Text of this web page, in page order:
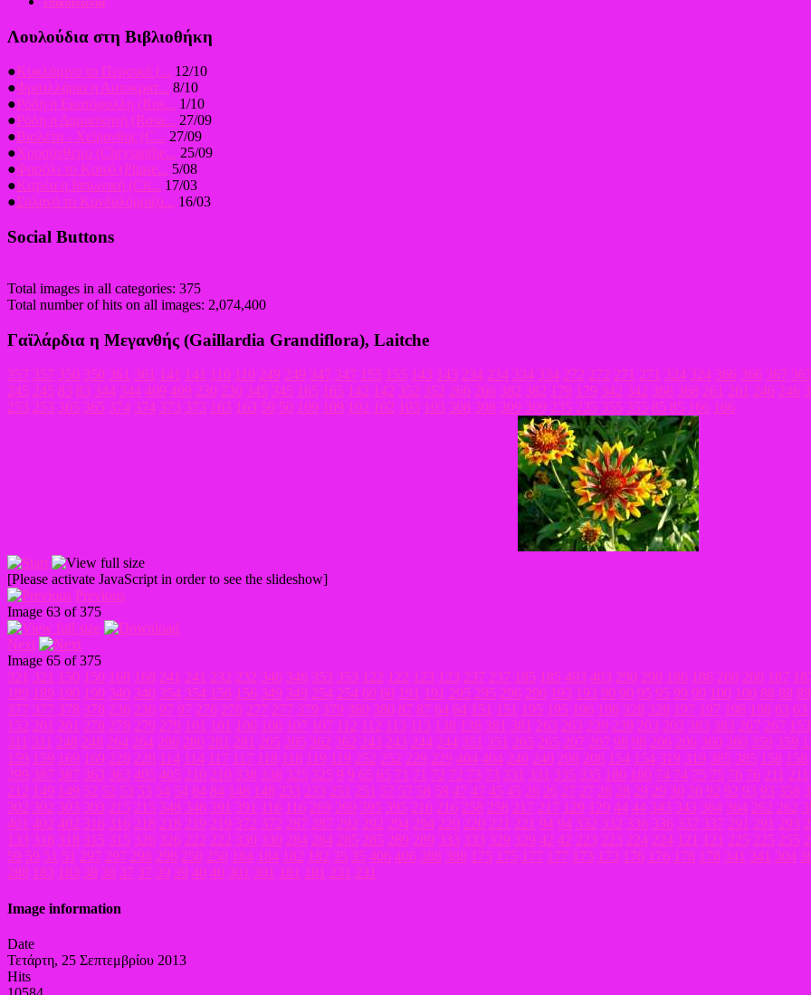
Λουλούδια στη Βιβλιοθήκη
●Κυκλάμινο το Περσικό (... 12/10
●Φριτιλλάρια η Αυτοκρατ... 8/10
●Ρόδη η Εκατόφυλλη (Ros... 1/10
●Ρόδη η Δαμασκηνή (Rosa... 27/09
●Βιολέτα - Χείρανθος (C... 27/09
●Χρυσάνθεμο (Chrysanthe... 25/09
●Φασόλι το Κοινό (Phase... 5/08
●Κιτρέα η Ιαπωνική (Cit... 17/03
●Σολανό το Κονδυλόρριζο... 16/03
Social Buttons
Total images in all categories: 375
Total number of hits on all images: 2,074,400
Γαϊλάρδια η Μεγανθής (Gaillardia Grandiflora), Laitche
357 357 350 350 361 361 141 141 110 110 249 249 347 347 155 155 143 143 234 234 334 334 272 272 271 271 324 324 366 366 367 367
245 245 83 83 344 344 409 409 230 230 345 345 165 165 142 142 352 352 266 266 382 382 179 179 342 342 368 368 261 261 246 246
253 253 365 365 374 374 373 373 163 163 50 50 109 109 102 102 103 103 308 308 309 309 235 235 355 355 85 85 166 166
[Please activate JavaScript in order to see the slideshow]
Previous
Image 63 of 375
Next
Image 65 of 375
321 321 150 150 168 168 241 241 232 232 346 346 353 353 122 122 123 123 237 237 185 185 403 403 290 290 186 186 260 260 187
189 189 190 190 340 340 354 354 156 156 349 349 254 254 60 60 191 191 295 295 296 296 193 193 90 90 95 95 99 99 100 100 88 88 89
377 377 378 378 236 236 97 97 276 276 277 277 379 379 380 380 87 87 64 64 151 151 195 195 196 196 328 328 197 197 198 198 63 63
152 201 201 278 278 279 279 101 101 106 106 107 107 112 112 113 113 138 138 381 381 263 263 239 239 203 203 383 383 267 267 153
311 311 248 248 264 264 280 280 281 281 205 205 362 362 243 243 244 244 351 351 265 265 207 207 98 98 206 206 360 360 359 359
159 159 169 169 228 228 114 114 117 117 118 118 119 119 252 252 229 229 404 404 240 240 208 208 154 154 319 319 385 385 158 158
399 387 387 363 363 405 405 210 210 338 338 325 325 9 9 65 65 71 71 72 72 73 73 331 331 335 335 180 180 74 74 75 75 76 76 211 211
212 149 149 52 52 53 53 54 54 84 84 148 148 233 233 251 251 57 57 58 58 47 47 45 45 26 26 27 27 28 28 29 29 30 30 92 92 93 93 358
302 302 303 303 215 215 348 348 391 391 116 116 269 269 395 395 216 216 258 258 217 217 129 129 44 44 343 343 364 364 262 262
401 402 402 316 316 218 218 219 219 372 372 287 287 292 292 294 294 220 220 221 221 94 94 332 332 336 336 337 337 291 291 293
133 318 318 315 315 326 326 222 222 330 330 284 284 285 285 289 289 333 333 329 329 42 42 223 223 224 224 121 121 225 225 255
59 59 51 51 297 297 298 298 250 250 184 184 182 182 35 35 406 406 388 388 175 175 177 177 173 173 176 176 178 178 341 341 304
288 183 183 38 38 37 37 39 39 40 40 301 301 181 181 231 231
Image information
Date
Τετάρτη, 25 Σεπτεμβρίου 2013
Hits